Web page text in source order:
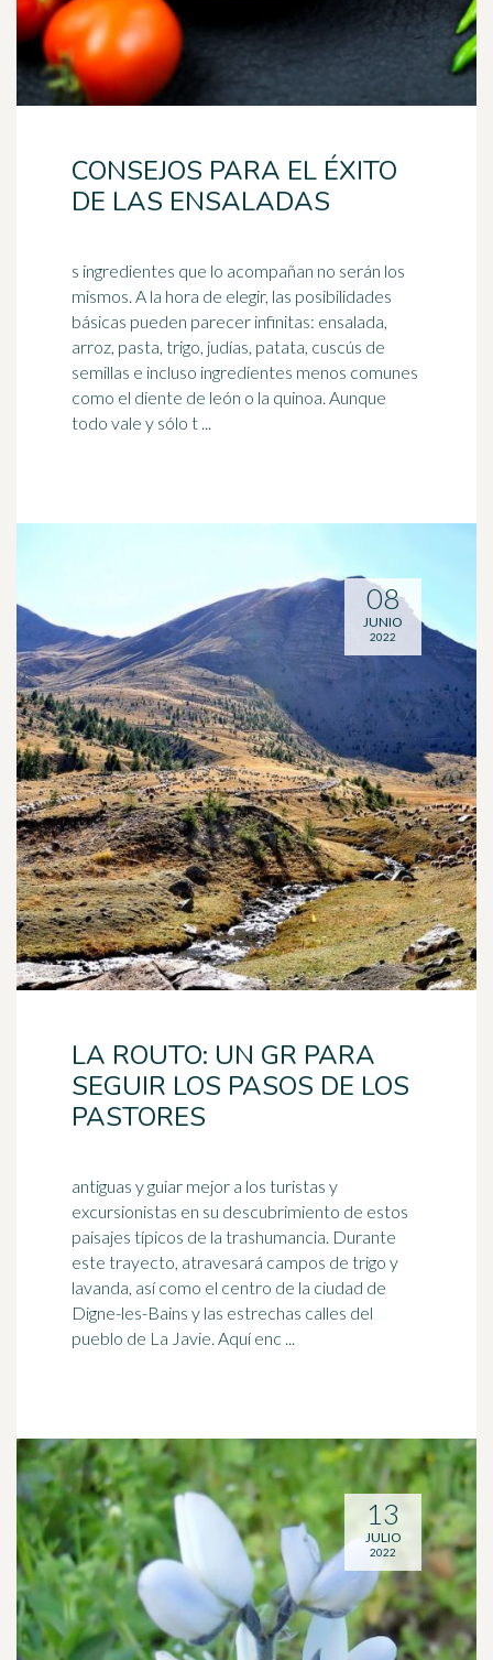
CONSEJOS PARA EL ÉXITO
DE LAS ENSALADAS
s ingredientes que lo acompañan no serán los
mismos. A la hora de elegir, las posibilidades
básicas pueden parecer infinitas: ensalada,
arroz, pasta, trigo, judías, patata, cuscús de
semillas e incluso ingredientes menos comunes
como el diente de león o la quinoa. Aunque
todo vale y sólo t ...
LA ROUTO: UN GR PARA
SEGUIR LOS PASOS DE LOS
PASTORES
antiguas y guiar mejor a los turistas y
excursionistas en su descubrimiento de estos
paisajes típicos de la trashumancia. Durante
este trayecto, atravesará campos de trigo y
lavanda, así como el centro de la ciudad de
Digne-les-Bains y las estrechas calles del
pueblo de La Javie. Aquí enc ...
08
JUNIO
2022
13
JULIO
2022